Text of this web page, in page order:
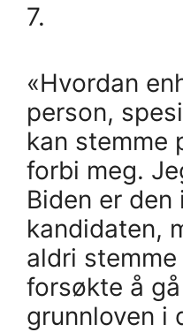
7.
«Hvordan
person,
kan stemme
forbi meg.
Biden er den
kandidaten,
aldri
forsøkte å
grunnloven i